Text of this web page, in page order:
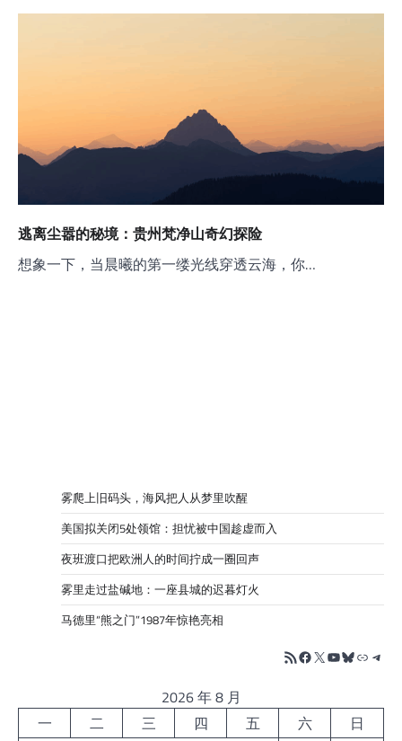
逃离尘嚣的秘境：贵州梵净山奇幻探险
想象一下，当晨曦的第一缕光线穿透云海，你…
雾爬上旧码头，海风把人从梦里吹醒
美国拟关闭5处领馆：担忧被中国趁虚而入
夜班渡口把欧洲人的时间拧成一圈回声
雾里走过盐碱地：一座县城的迟暮灯火
马德里“熊之门”1987年惊艳亮相
RSS FeedFacebook
X YouTube
Bluesky
链接
2026 年 8 月
一
二 三 四 五 六
日